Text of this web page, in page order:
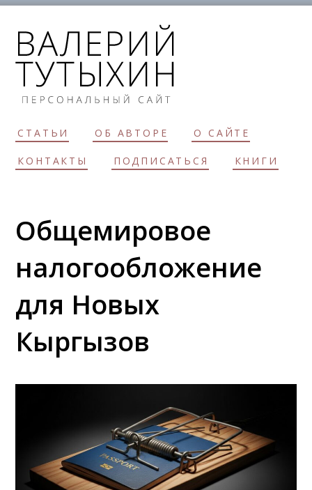
СТАТЬИ ОБ АВТОРЕ О САЙТЕ
КОНТАКТЫ ПОДПИСАТЬСЯ КНИГИ
Общемировое
налогообложение
для Новых
Кыргызов